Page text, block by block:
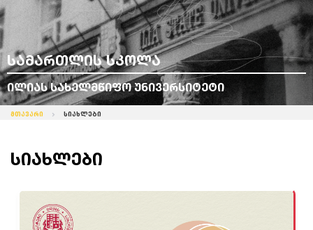
სამართლის სკოლა
ილიას სახელმწიფო უნივერსიტეტი
მთავარი სიახლები
სიახლები